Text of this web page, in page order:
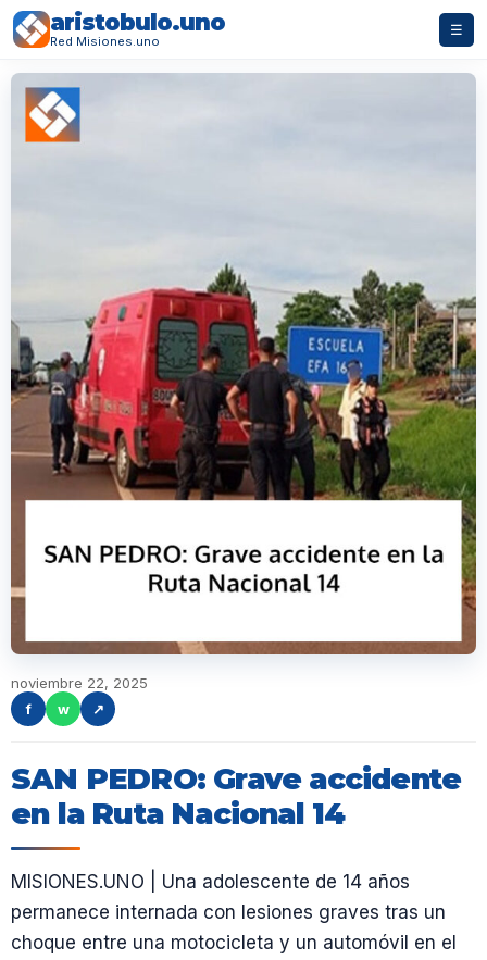
aristobulo.uno
Red Misiones.uno
☰
noviembre 22, 2025
f
w ↗
SAN PEDRO: Grave accidente
en la Ruta Nacional 14
MISIONES.UNO | Una adolescente de 14 años
permanece internada con lesiones graves tras un
choque entre una motocicleta y un automóvil en el